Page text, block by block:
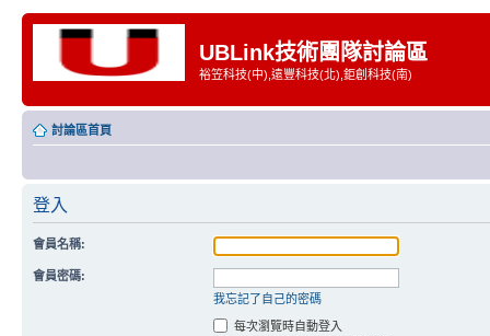
UBLink技術團隊討論區
裕笠科技(中),遠豐科技(北),鉅創科技(南)
討論區首頁
登入
會員名稱:
會員密碼:
我忘記了自己的密碼
每次瀏覽時自動登入